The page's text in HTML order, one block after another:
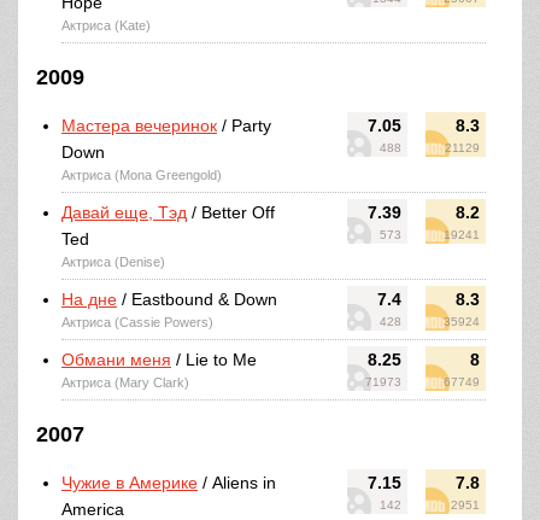
Актриса (Kate)
2009
7.05
488
8.3
21129
Мастера вечеринок / Party
Down
Актриса (Mona Greengold)
7.39
573
8.2
19241
Давай еще, Тэд / Better Off
Ted
Актриса (Denise)
7.4
428
8.3
35924
На дне / Eastbound & Down
Актриса (Cassie Powers)
8.25
71973
8
67749
Обмани меня / Lie to Me
Актриса (Mary Clark)
2007
7.15
142
7.8
2951
Чужие в Америке / Aliens in
America